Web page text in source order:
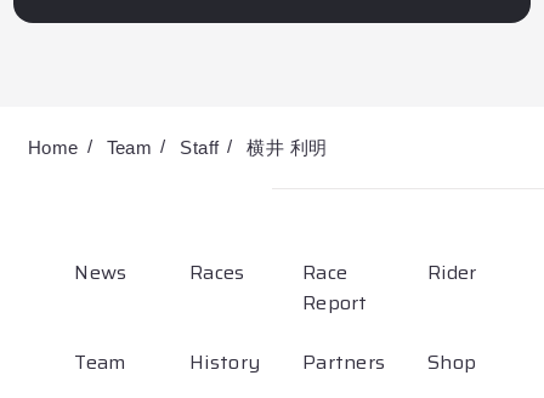
English
Home Team Staff 横井 利明
News Races
Race
Report
Rider
Team History Partners Shop